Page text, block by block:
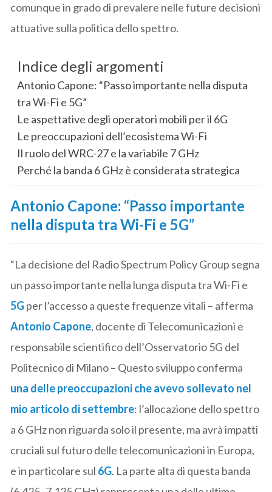
comunque in grado di prevalere nelle future decisioni
attuative sulla politica dello spettro.
Indice degli argomenti
Antonio Capone: “Passo importante nella disputa
tra Wi-Fi e 5G”
Le aspettative degli operatori mobili per il 6G
Le preoccupazioni dell’ecosistema Wi-Fi
Il ruolo del WRC-27 e la variabile 7 GHz
Perché la banda 6 GHz è considerata strategica
Antonio Capone: “Passo importante
nella disputa tra Wi-Fi e 5G”
“La decisione del Radio Spectrum Policy Group segna
un passo importante nella lunga disputa tra Wi-Fi e
5Gper l’accesso a queste frequenze vitali – afferma
Antonio Capone, docente di Telecomunicazioni e
responsabile scientifico dell’Osservatorio 5G del
Politecnico di Milano – Questo sviluppo conferma
una delle preoccupazioni che avevo sollevato nel
mio articolo di settembre: l’allocazione dello spettro
a 6 GHz non riguarda solo il presente, ma avrà impatti
cruciali sul futuro delle telecomunicazioni in Europa,
e in particolare sul 6G. La parte alta di questa banda